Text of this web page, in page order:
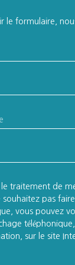
le formulaire,
le traitement de
souhaitez pas
vous pouvez
sur le site